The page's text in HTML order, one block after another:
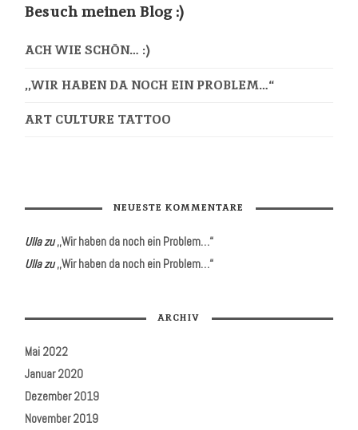
Besuch meinen Blog :)
ACH WIE SCHÖN… :)
,,WIR HABEN DA NOCH EIN PROBLEM…“
ART CULTURE TATTOO
NEUESTE KOMMENTARE
Ullazu,,Wir haben da noch ein Problem…“
Ullazu,,Wir haben da noch ein Problem…“
ARCHIV
Mai 2022
Januar 2020
Dezember 2019
November 2019